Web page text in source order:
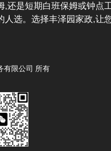
,还是短期白班保姆或钟点
人选。选择丰泽园家政,让
有限公司 所有